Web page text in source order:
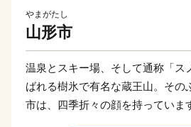
やまがたし
山形市
温泉とスキー場、そして通称「ス
ばれる樹氷で有名な蔵王山。その
市は、四季折々の顔を持っていま